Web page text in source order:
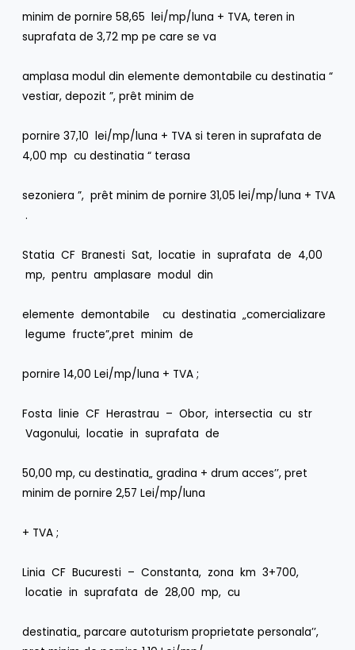
minim de pornire 58,65 lei/mp/luna + TVA, teren in
suprafata de 3,72 mp pe care se va
amplasa modul din elemente demontabile cu destinatia “
vestiar, depozit ”, prêt minim de
pornire 37,10 lei/mp/luna + TVA si teren in suprafata de
4,00 mp cu destinatia “ terasa
sezoniera ”, prêt minim de pornire 31,05 lei/mp/luna + TVA
.
Statia CF Branesti Sat, locatie in suprafata de 4,00
mp, pentru amplasare modul din
elemente demontabile cu destinatia „comercializare
legume fructe”,pret minim de
pornire 14,00 Lei/mp/luna + TVA ;
Fosta linie CF Herastrau – Obor, intersectia cu str
Vagonului, locatie in suprafata de
50,00 mp, cu destinatia„ gradina + drum acces’’, pret
minim de pornire 2,57 Lei/mp/luna
+ TVA ;
Linia CF Bucuresti – Constanta, zona km 3+700,
locatie in suprafata de 28,00 mp, cu
destinatia„ parcare autoturism proprietate personala’’,